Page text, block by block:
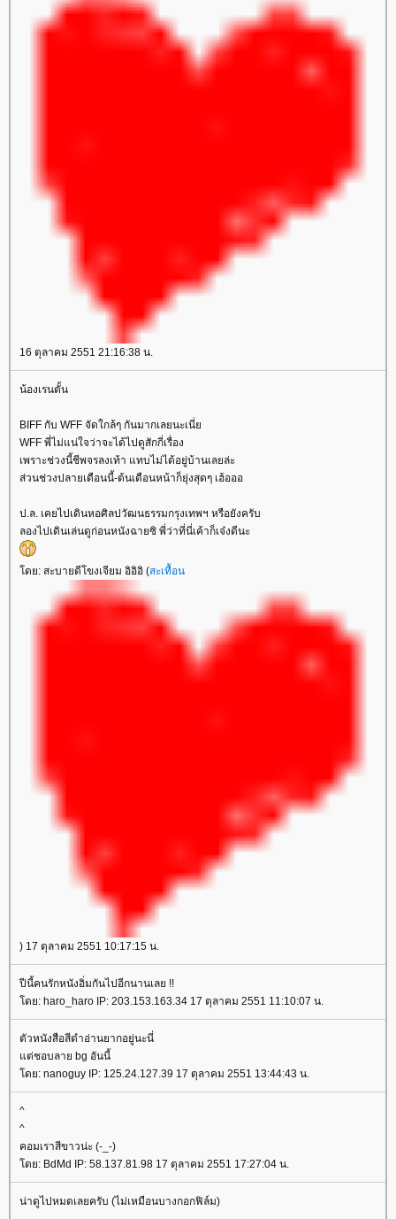
16 ตุลาคม 2551 21:16:38 น.
น้องเรนตั้น
BIFF กับ WFF จัดใกล้ๆ กันมากเลยนะเนี่
WFF พี่ไม่แน่ใจว่าจะได้ไปดูสักกี่เรื่อง
เพราะช่วงนี้ชีพจรลงเท้า แทบไม่ได้อยู่บ้านเลยล่ะ
ส่วนช่วงปลายเดือนนี้-ต้นเดือนหน้าก็ยุ่งสุดๆ เฮ้อออ
ป.ล. เคยไปเดินหอศิลปวัฒนธรรมกรุงเทพฯ หรือยังครับ
ลองไปเดินเล่นดูก่อนหนังฉายซิ พี่ว่าที่นี่เค้าก็เจ๋งดีนะ
ดย: สะบายดีโขงเจียม อิอิอิ (สะเทื้อน
) 17 ตุลาคม 2551 10:17:15 น.
ปีนี้คนรักหนังอิ่มกันไปอีกนานเลย !!
ดย: haro_haro IP: 203.153.163.34 17 ตุลาคม 2551 11:10:07 น.
ตัวหนังสือสีดำอ่านยากอยู่นะนี่
ต่ชอบลาย bg อันนี้
ดย: nanoguy IP: 125.24.127.39 17 ตุลาคม 2551 13:44:43 น.
^
^
คอมเราสีขาวน่ะ (-_-)
ดย: BdMd IP: 58.137.81.98 17 ตุลาคม 2551 17:27:04 น.
น่าดูไปหมดเลยครับ (ไม่เหมือนบางกอกฟิล์ม)